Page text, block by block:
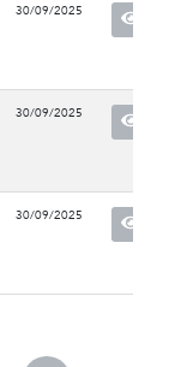
30/09/2025
30/09/2025
30/09/2025